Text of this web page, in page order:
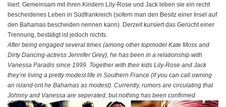
liiert. Gemeinsam mit ihren Kindern Lily-Rose und Jack leben sie ein recht
bescheidenes Leben in Südfrankreich (sofern man den Besitz einer Insel auf
den Bahamas bescheiden nennen kann). Derzeit kursiert das Gerücht einer
Trennung, bestätigt ist jedoch nichts.
After being engaged several times (among other topmodel Kate Moss and
Dirty Dancing-actress Jennifer Grey), he has been in a relationship with
Vanessa Paradis since 1999. Together with their kids Lily-Rose and Jack
they’re living a pretty modest life in Southern France (if you can call owning
an island ont he Bahamas as modest). Currently, rumors are circulating that
Johnny and Vanessa are seperated, but nothing has been confirmed.